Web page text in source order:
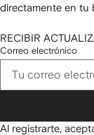
directamente en tu
RECIBIR
Correo electrónico
Al registrarte,